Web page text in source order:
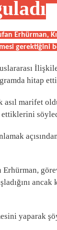
Erhürman,
gerektiğini
hitap
marifet
ettiklerini
yaparak